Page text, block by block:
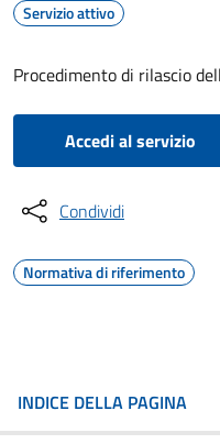
Servizio attivo
Procedimento di rilascio
Accedi al servizio
Condividi
Normativa di riferimento
INDICE DELLA PAGINA